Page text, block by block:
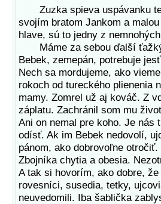
Zuzka spieva uspávanku
svojím bratom Jankom a
hlave, sú to jedny z
Máme za sebou ďalší ťažký
Bebek, zemepán, potrebuje
Nech sa mordujeme, ako
rokoch od tureckého plienenia
mamy. Zomrel už aj kováč. Z
záplatu. Zachránil som mu
Ani on nemal pre koho. Je
odísť. Ak im Bebek nedovolí,
pánom, ako dobrovoľne
Zbojníka chytia a obesia.
A tak si hovorím, ako dobre,
rovesníci, susedia, tetky,
neuvedomili. Iba šablička